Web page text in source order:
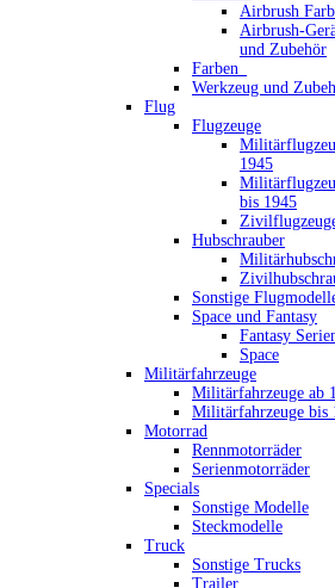
Airbrush
Airbrush-
und Zubehör
Farben_
Werkzeug und
Flug
Flugzeuge
1945
bis 1945
Hubschrauber
Sonstige
Space und Fantasy
Fantasy
Space
Militärfahrzeuge
Militärfahrzeuge ab
Militärfahrzeuge bis
Motorrad
Rennmotorräder
Serienmotorräder
Specials
Sonstige Modelle
Steckmodelle
Truck
Sonstige Trucks
Trailer